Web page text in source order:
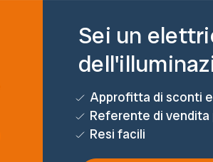
Sei un
Approfitta di sconti
Referente di vendita
Resi facili